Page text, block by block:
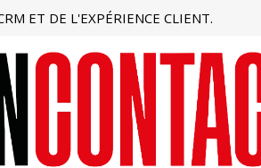
ET DE L'EXPÉRIENCE CLIENT.